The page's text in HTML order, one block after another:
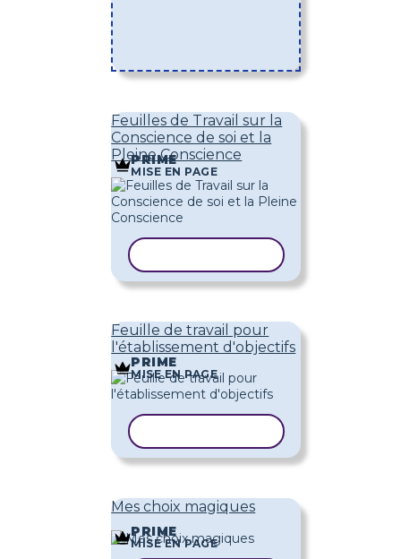
Feuilles de Travail sur la
Conscience de soi et la
Pleine Conscience
PRIME
MISE EN PAGE
Feuille de travail pour
l'établissement d'objectifs
PRIME
MISE EN PAGE
Mes choix magiques
PRIME
MISE EN PAGE